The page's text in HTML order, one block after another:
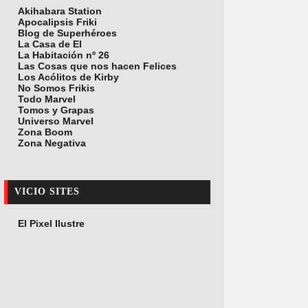
Akihabara Station
Apocalipsis Friki
Blog de Superhéroes
La Casa de El
La Habitación nº 26
Las Cosas que nos hacen Felices
Los Acólitos de Kirby
No Somos Frikis
Todo Marvel
Tomos y Grapas
Universo Marvel
Zona Boom
Zona Negativa
VICIO SITES
El Pixel Ilustre